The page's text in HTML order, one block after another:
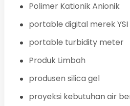
Polimer Kationik Anionik
portable digital merek YSI
portable turbidity meter
Produk Limbah
produsen silica gel
proyeksi kebutuhan air